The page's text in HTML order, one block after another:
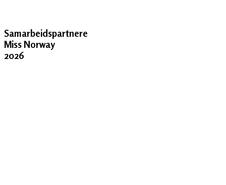
Samarbeidspartnere
Miss Norway
2026